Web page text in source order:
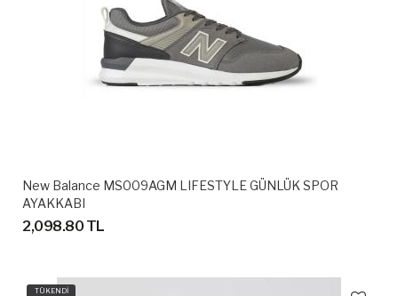
New Balance MS009AGM LIFESTYLE GÜNLÜK SPOR
AYAKKABI
2,098.80 TL
TÜKENDİ